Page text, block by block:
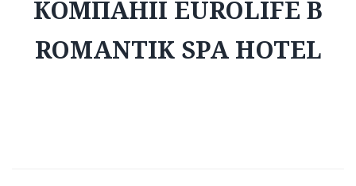
КОМПАНІЇ EUROLIFE В
ROMANTIK SPA HOTEL